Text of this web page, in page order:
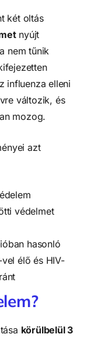
két oltás
nyújt
nem tűnik
influenza elleni
változik, és
mozog.
azt
védelmet
hasonló
élő és HIV-
körülbelül 3